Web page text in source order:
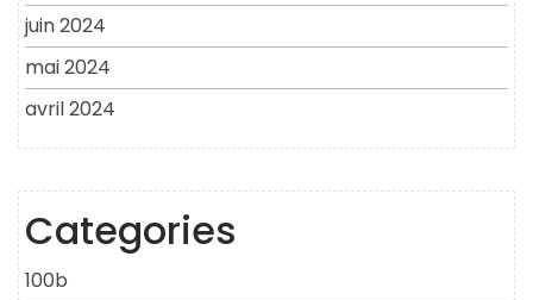
juin 2024
mai 2024
avril 2024
Categories
100b